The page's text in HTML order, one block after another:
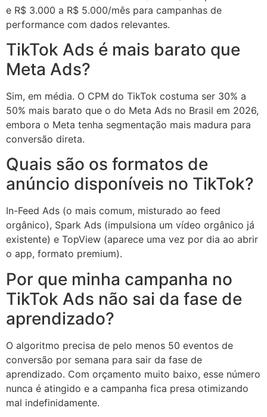
e R$ 3.000 a R$ 5.000/mês para campanhas de
performance com dados relevantes.
TikTok Ads é mais barato que
Meta Ads?
Sim, em média. O CPM do TikTok costuma ser 30% a
50% mais barato que o do Meta Ads no Brasil em 2026,
embora o Meta tenha segmentação mais madura para
conversão direta.
Quais são os formatos de
anúncio disponíveis no TikTok?
In-Feed Ads (o mais comum, misturado ao feed
orgânico), Spark Ads (impulsiona um vídeo orgânico já
existente) e TopView (aparece uma vez por dia ao abrir
o app, formato premium).
Por que minha campanha no
TikTok Ads não sai da fase de
aprendizado?
O algoritmo precisa de pelo menos 50 eventos de
conversão por semana para sair da fase de
aprendizado. Com orçamento muito baixo, esse número
nunca é atingido e a campanha fica presa otimizando
mal indefinidamente.